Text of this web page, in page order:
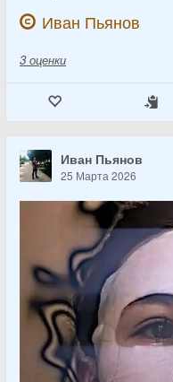
Иван Пьянов
3 оценки
Иван Пьянов
25 Марта 2026